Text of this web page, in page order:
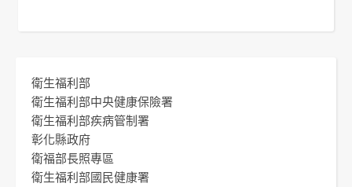
衛生福利部
衛生福利部中央健康保險署
衛生福利部疾病管制署
彰化縣政府
衛福部長照專區
衛生福利部國民健康署